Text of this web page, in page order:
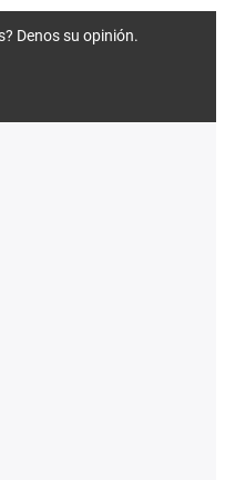
Denos su opinión.